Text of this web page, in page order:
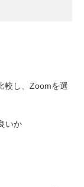
較し、Zoomを選
いか